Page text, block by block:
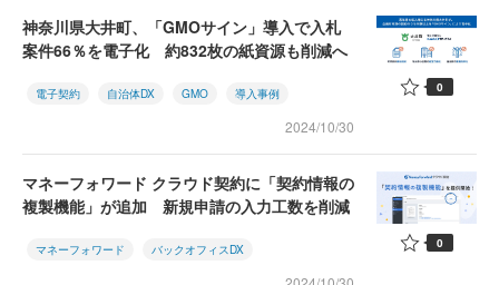
神奈川県大井町、「GMOサイン」導入で入札
案件66％を電子化 約832枚の紙資源も削減へ
電子契約 自治体DX GMO 導入事例
2024/10/30
0
マネーフォワード クラウド契約に「契約情報の
複製機能」が追加 新規申請の入力工数を削減
マネーフォワード バックオフィスDX 0